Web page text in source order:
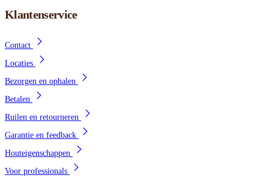
Klantenservice
Contact
Locaties
Bezorgen en ophalen
Betalen
Ruilen en retourneren
Garantie en feedback
Houteigenschappen
Voor professionals